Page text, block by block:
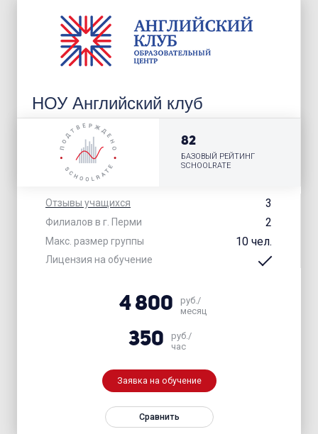
НОУ Английский клуб
Отзывы учащихся 3
Филиалов в г. Перми 2
Макс. размер группы 10 чел.
Лицензия на обучение
82
БАЗОВЫЙ РЕЙТИНГ
SCHOOLRATE
4 800
руб./
месяц
350
руб./
час
Заявка на обучение
Сравнить